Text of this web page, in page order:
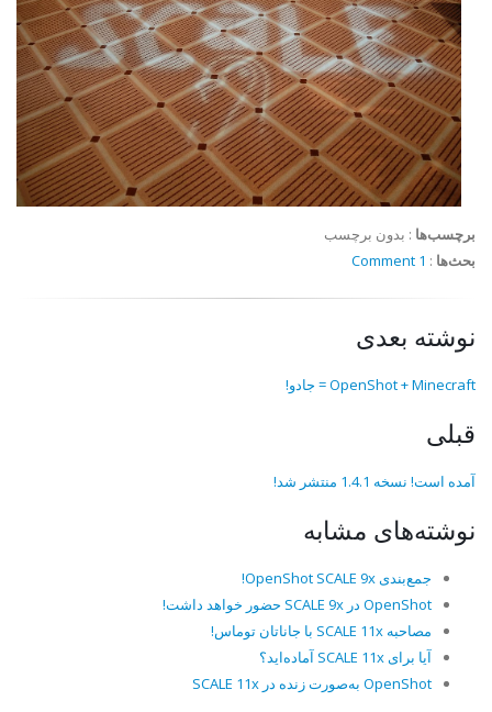
برچسب‌ها : بدون برچسب
بحث‌ها :
1 Comment
نوشته بعدی
OpenShot + Minecraft = جادو!
قبلی
آمده است! نسخه 1.4.1 منتشر شد!
نوشته‌های مشابه
جمع‌بندی OpenShot SCALE 9x!
OpenShot در SCALE 9x حضور خواهد داشت!
مصاحبه SCALE 11x با جاناتان توماس!
آیا برای SCALE 11x آماده‌اید؟
OpenShot به‌صورت زنده در SCALE 11x